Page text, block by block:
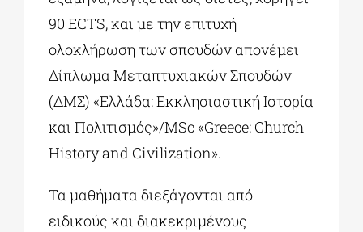
90 ECTS, και με την επιτυχή
ολοκλήρωση των σπουδών απονέμει
Δίπλωμα Μεταπτυχιακών Σπουδών
(ΔΜΣ) «Ελλάδα: Εκκλησιαστική Ιστορία
και Πολιτισμός»/MSc «Greece: Church
History and Civilization».
Τα μαθήματα διεξάγονται από
ειδικούς και διακεκριμένους